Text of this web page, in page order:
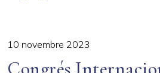
10 novembre 2023